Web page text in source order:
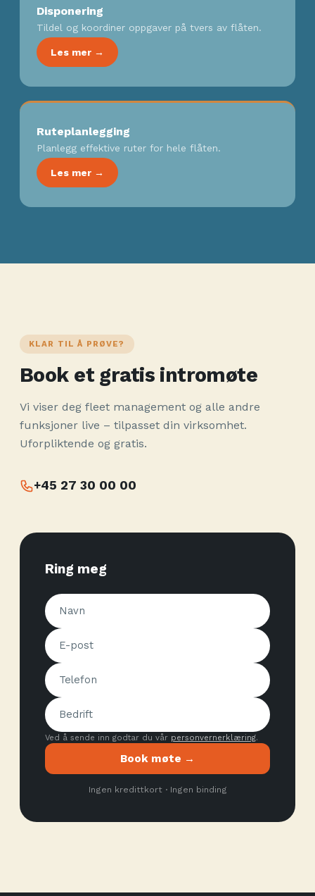
Disponering
Tildel og koordiner oppgaver på tvers av flåten.
Les mer →
Ruteplanlegging
Planlegg effektive ruter for hele flåten.
Les mer →
KLAR TIL Å PRØVE?
Book et gratis intromøte
Vi viser deg fleet management og alle andre
funksjoner live – tilpasset din virksomhet.
Uforpliktende og gratis.
+45 27 30 00 00
Ring meg
Ved å sende inn godtar du vår personvernerklæring.
Book møte →
Ingen kredittkort · Ingen binding